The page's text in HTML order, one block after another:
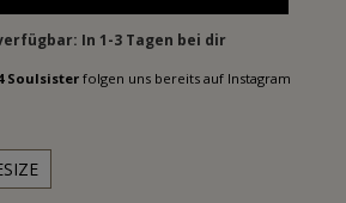
In 1-3 Tagen bei dir
Soulsisterfolgen uns bereits auf Instagram